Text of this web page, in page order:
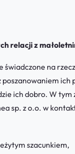
relacji z
świadczone na
poszanowaniem ich
ich dobro. W tym
sp. z o.o. w
szacunkiem,